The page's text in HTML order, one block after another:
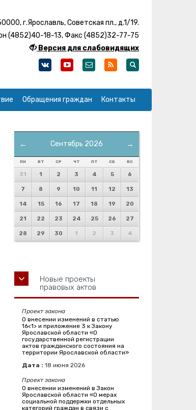
г.Ярославль, Советская пл., д.1/19.
(4852)40-18-13, Факс (4852)32-77-75
Версия для слабовидящих
Обращения граждан Контакты
← →
Сентябрь 2026
ПН ВТ СР ЧТ ПТ СБ ВС
31 1 2 3 4 5 6
7 8 9 10 11 12 13
14 15 16 17 18 19 20
21 22 23 24 25 26 27
28 29 30 1 2 3 4
Новые проекты
правовых актов
Проект закона
О внесении изменений в статью
16<1> и приложение 3 к Закону
Ярославской области «О
государственной регистрации
актов гражданского состояния на
территории Ярославской области»
Дата : 18 июня 2026
Проект закона
О внесении изменений в Закон
Ярославской области «О мерах
социальной поддержки отдельных
категорий граждан в связи с